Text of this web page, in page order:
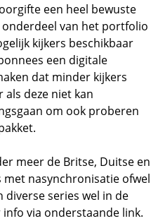
een heel bewuste
onderdeel van het portfolio
kijkers beschikbaar
een digitale
dat minder kijkers
deze niet kan
om ook proberen
meer de Britse, Duitse en
nasynchronisatie ofwel
series wel in de
via onderstaande link.